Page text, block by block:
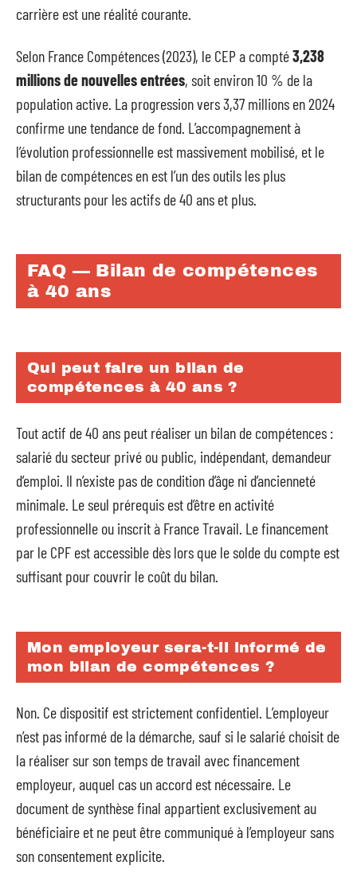
carrière est une réalité courante.
Selon France Compétences (2023), le CEP a compté3,238
millions de nouvelles entrées, soit environ 10 % de la
population active. La progression vers 3,37 millions en 2024
confirme une tendance de fond. L’accompagnement à
l’évolution professionnelle est massivement mobilisé, et le
bilan de compétences en est l’un des outils les plus
structurants pour les actifs de 40 ans et plus.
FAQ — Bilan de compétences
à 40 ans
Qui peut faire un bilan de
compétences à 40 ans ?
Tout actif de 40 ans peut réaliser un bilan de compétences :
salarié du secteur privé ou public, indépendant, demandeur
d’emploi. Il n’existe pas de condition d’âge ni d’ancienneté
minimale. Le seul prérequis est d’être en activité
professionnelle ou inscrit à France Travail. Le financement
par le CPF est accessible dès lors que le solde du compte est
suffisant pour couvrir le coût du bilan.
Mon employeur sera-t-il informé de
mon bilan de compétences ?
Non. Ce dispositif est strictement confidentiel. L’employeur
n’est pas informé de la démarche, sauf si le salarié choisit de
la réaliser sur son temps de travail avec financement
employeur, auquel cas un accord est nécessaire. Le
document de synthèse final appartient exclusivement au
bénéficiaire et ne peut être communiqué à l’employeur sans
son consentement explicite.